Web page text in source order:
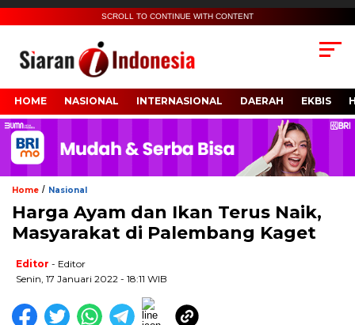
SCROLL TO CONTINUE WITH CONTENT
HOME NASIONAL INTERNASIONAL DAERAH EKBIS
Home / Nasional
Harga Ayam dan Ikan Terus Naik,
Masyarakat di Palembang Kaget
Editor - Editor
Senin, 17 Januari 2022 - 18:11 WIB